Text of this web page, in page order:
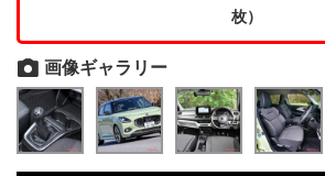
枚）
画像ギャラリー